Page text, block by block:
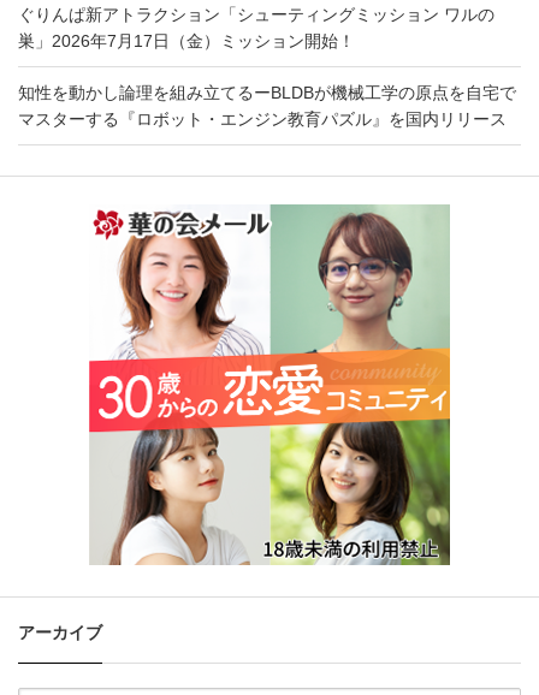
ぐりんぱ新アトラクション「シューティングミッション ワルの
巣」2026年7月17日（金）ミッション開始！
知性を動かし論理を組み立てるーBLDBが機械工学の原点を自宅で
マスターする『ロボット・エンジン教育パズル』を国内リリース
アーカイブ